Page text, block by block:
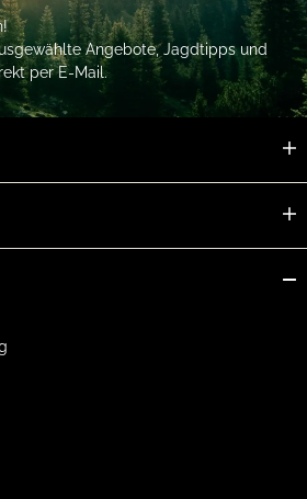
Angebote, Jagdtipps und
per E-Mail.